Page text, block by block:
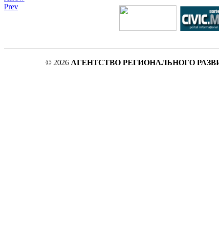
© 2026 АГЕНТСТВО РЕГИОНАЛЬНОГО